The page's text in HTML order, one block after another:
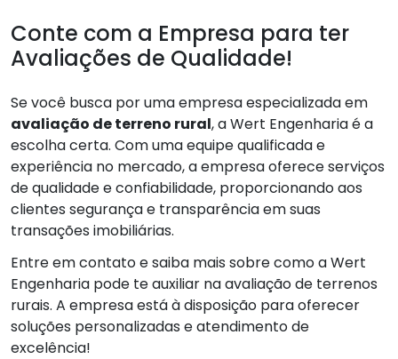
Conte com a Empresa para ter
Avaliações de Qualidade!
Se você busca por uma empresa especializada em
avaliação de terreno rural, a Wert Engenharia é a
escolha certa. Com uma equipe qualificada e
experiência no mercado, a empresa oferece serviços
de qualidade e confiabilidade, proporcionando aos
clientes segurança e transparência em suas
transações imobiliárias.
Entre em contato e saiba mais sobre como a Wert
Engenharia pode te auxiliar na avaliação de terrenos
rurais. A empresa está à disposição para oferecer
soluções personalizadas e atendimento de
excelência!